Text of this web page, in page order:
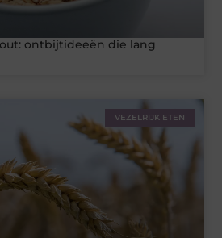
ontbijtideeën die lang
VEZELRIJK ETEN